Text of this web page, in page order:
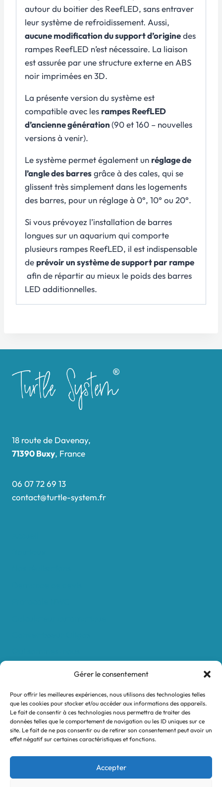
Gérer le consentement
Pour offrir les meilleures expériences, nous utilisons des technologies telles
que les cookies pour stocker et/ou accéder aux informations des appareils.
Le fait de consentir à ces technologies nous permettra de traiter des
données telles que le comportement de navigation ou les ID uniques sur ce
site. Le fait de ne pas consentir ou de retirer son consentement peut avoir un
effet négatif sur certaines caractéristiques et fonctions.
Accepter
autour du boitier des ReefLED, sans entraver
leur système de refroidissement. Aussi,
aucune modification du support d’originedes
rampes ReefLED n’est nécessaire. La liaison
est assurée par une structure externe en ABS
noir imprimées en 3D.
La présente version du système est
compatible avec les rampes ReefLED
d’ancienne génération(90 et 160 – nouvelles
versions à venir).
Le système permet également un réglage de
l’angle des barresgrâce à des cales, qui se
glissent très simplement dans les logements
des barres, pour un réglage à 0°, 10° ou 20°.
Si vous prévoyez l’installation de barres
longues sur un aquarium qui comporte
plusieurs rampes ReefLED, il est indispensable
de prévoir un système de support par rampe
afin de répartir au mieux le poids des barres
LED additionnelles.
18 route de Davenay,
71390 Buxy, France
06 07 72 69 13
contact@turtle-system.fr
Nos revendeurs
Mon compte
Conditions générales de vente